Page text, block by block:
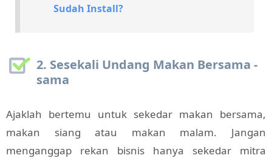
Sudah Install?
2. Sesekali Undang Makan Bersama -
sama
Ajaklah bertemu untuk sekedar makan bersama,
makan siang atau makan malam. Jangan
menganggap rekan bisnis hanya sekedar mitra